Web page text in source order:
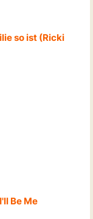
so ist (Ricki
Be Me